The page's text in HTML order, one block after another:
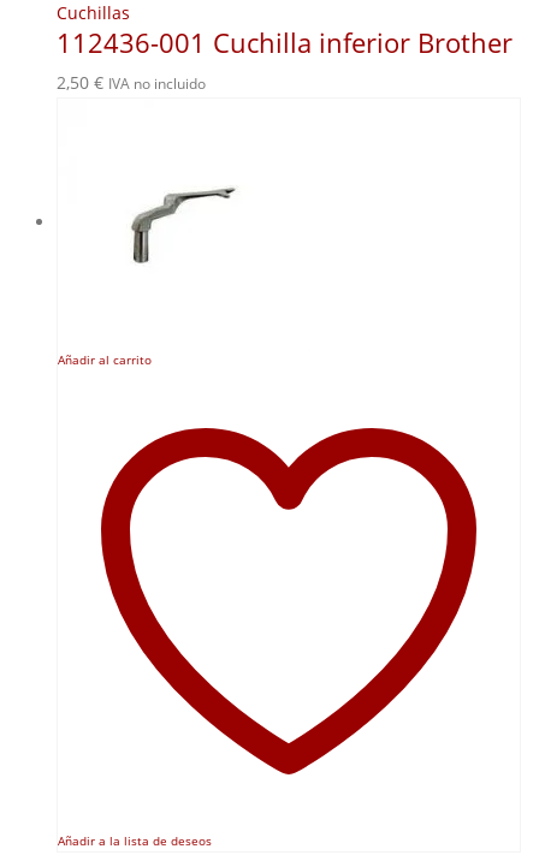
Cuchillas
112436-001 Cuchilla inferior Brother
2,50 € IVA no incluido
Añadir al carrito
Añadir a la lista de deseos